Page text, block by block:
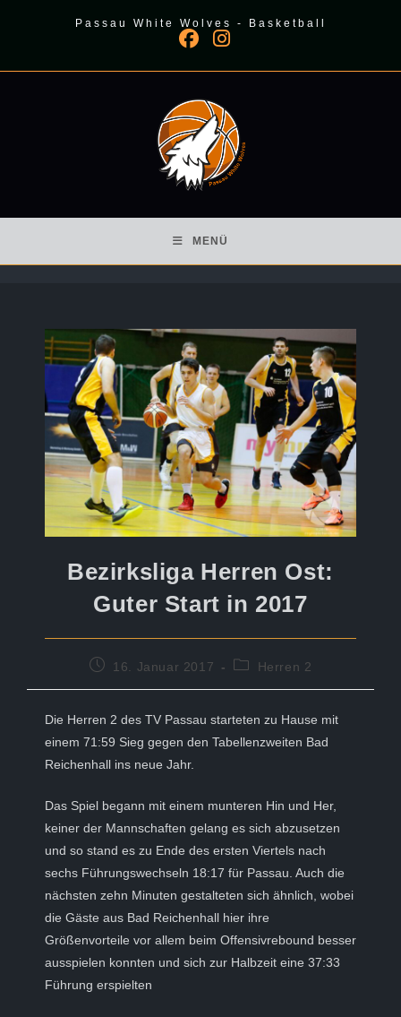
Passau White Wolves - Basketball
MENÜ
Bezirksliga Herren Ost:
Guter Start in 2017
Beitrag16. Januar 2017
Beitrags-
Herren 2
Die Herren 2 des TV Passau starteten zu Hause mit
einem 71:59 Sieg gegen den Tabellenzweiten Bad
Reichenhall ins neue Jahr.
Das Spiel begann mit einem munteren Hin und Her,
keiner der Mannschaften gelang es sich abzusetzen
und so stand es zu Ende des ersten Viertels nach
sechs Führungswechseln 18:17 für Passau. Auch die
nächsten zehn Minuten gestalteten sich ähnlich, wobei
die Gäste aus Bad Reichenhall hier ihre
Größenvorteile vor allem beim Offensivrebound besser
ausspielen konnten und sich zur Halbzeit eine 37:33
Führung erspielten